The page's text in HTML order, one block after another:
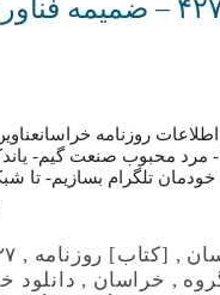
[کتاب] دانلود بایت شماره
۴۲۷ – ضمیمه فناوری اطلاعات
مرد محبوب صنعت گیم-
تلگرام بسازیم- تا
, [کتاب] روزنامه ,
, خراسان , دانلود